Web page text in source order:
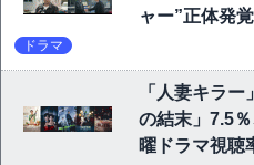
ャー”正体発
ドラマ
「人妻キラ
の結末」7.5
曜ドラマ視聴